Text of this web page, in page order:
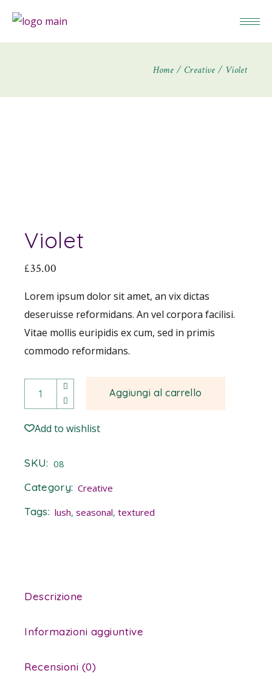
Home Creative Violet
Violet
£35.00
Lorem ipsum dolor sit amet, an vix dictas
deseruisse reformidans. An vel corpora facilisi.
Vitae mollis euripidis ex cum, sed in primis
commodo reformidans.
Violet quantity
Aggiungi al carrello
Add to wishlist
SKU: 08
Category: Creative
Tags: lush,seasonal,textured
Descrizione
Informazioni aggiuntive
Recensioni (0)